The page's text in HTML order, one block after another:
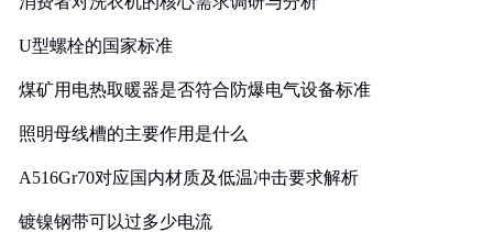
U型螺栓的国家标准
煤矿用电热取暖器是否符合防爆电气设备标准
照明母线槽的主要作用是什么
A516Gr70对应国内材质及低温冲击要求解析
镀镍钢带可以过多少电流